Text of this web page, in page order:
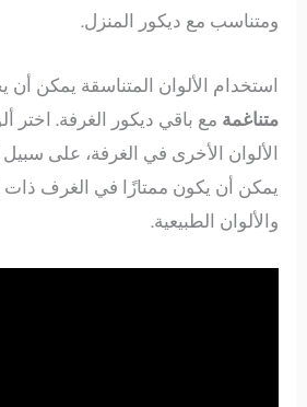
ومتناسب مع ديكور المنزل.
استخدام الألوان المتناسقة يمكن أن
متناغمة مع باقي ديكور الغرفة. اختر
الألوان الأخرى في الغرفة، على سبيل
يمكن أن يكون ممتازًا في الغرف ذات
والألوان الطبيعية.